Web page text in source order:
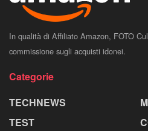
In qualità di Affiliato Amazon, FOTO
commissione sugli acquisti idonei.
Categorie
TECHNEWS
TEST